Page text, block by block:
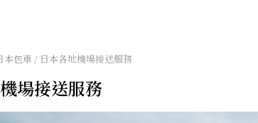
本包車 / 日本各地機場接送服務
場接送服務